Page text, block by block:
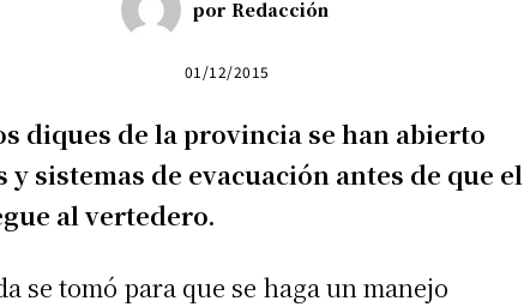
por Redacción
01/12/2015
diques de la provincia se han abierto
y sistemas de evacuación antes de que el
al vertedero.
se tomó para que se haga un manejo